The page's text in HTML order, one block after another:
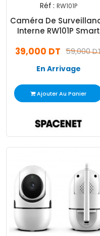
Réf : RW101P
Caméra De
Interne RW101P Smart
59,000
39,000 DT
En Arrivage
Ajouter Au Panier